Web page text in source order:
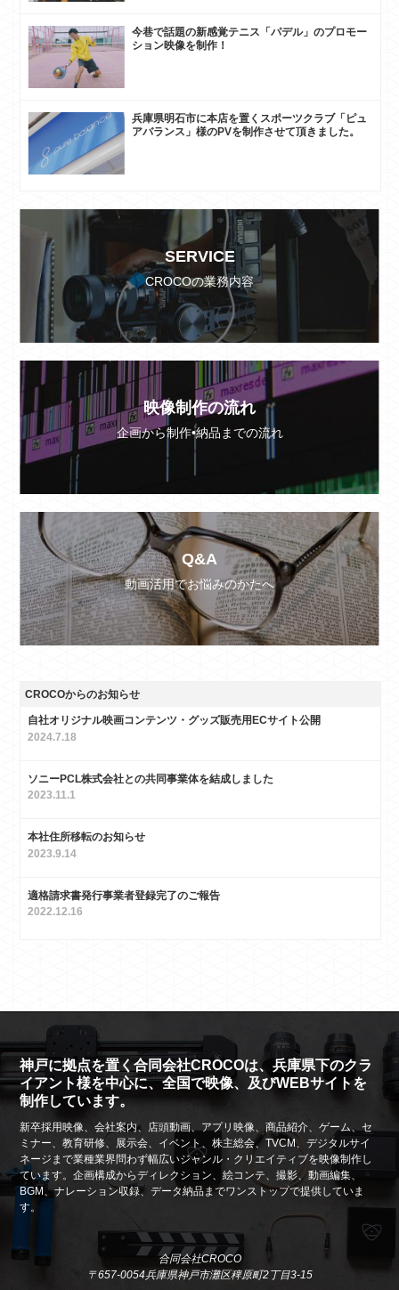
今巷で話題の新感覚テニス「パデル」のプロモー
ション映像を制作！
兵庫県明石市に本店を置くスポーツクラブ「ピュ
アバランス」様のPVを制作させて頂きました。
SERVICE
CROCOの業務内容
映像制作の流れ
企画から制作•納品までの流れ
Q&A
動画活用でお悩みのかたへ
CROCOからのお知らせ
自社オリジナル映画コンテンツ・グッズ販売用ECサイト公開
2024.7.18
ソニーPCL株式会社との共同事業体を結成しました
2023.11.1
本社住所移転のお知らせ
2023.9.14
適格請求書発行事業者登録完了のご報告
2022.12.16
神戸に拠点を置く合同会社CROCOは、兵庫県下のクラ
イアント様を中心に、全国で映像、及びWEBサイトを
制作しています。
新卒採用映像、会社案内、店頭動画、アプリ映像、商品紹介、ゲーム、セ
ミナー、教育研修、展示会、イベント、株主総会、TVCM、デジタルサイ
ネージまで業種業界問わず幅広いジャンル・クリエイティブを映像制作し
ています。企画構成からディレクション、絵コンテ、撮影、動画編集、
BGM、ナレーション収録、データ納品までワンストップで提供していま
す。
合同会社CROCO
〒657-0054兵庫県神戸市灘区稗原町2丁目3-15